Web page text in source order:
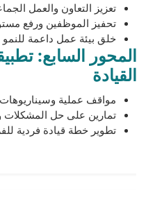
تعزيز التعاون والعمل
تحفيز الموظفين ورفع
خلق بيئة عمل داعمة للنمو
المحور السابع:
القيادة
مواقف عملية وسيناريوهات
تمارين على حل المشكلات
تطوير خطة قيادة فردية